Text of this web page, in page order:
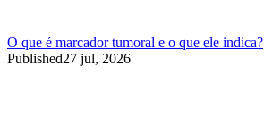
O que é marcador tumoral e o que ele indica?
Published27 jul, 2026